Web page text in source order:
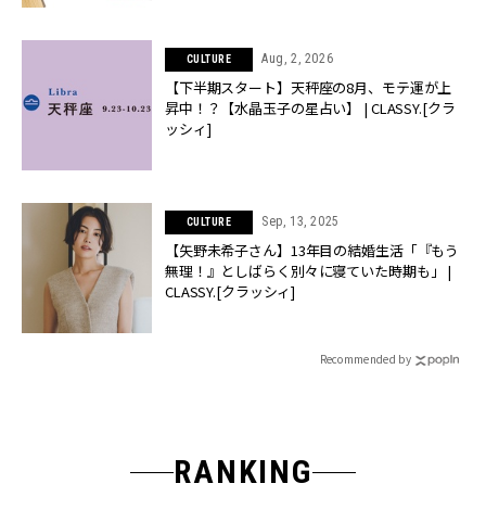
CULTURE Aug, 2, 2026
【下半期スタート】天秤座の8月、モテ運が上
昇中！？【水晶玉子の星占い】 | CLASSY.[クラ
ッシィ]
CULTURE Sep, 13, 2025
【矢野未希子さん】13年目の結婚生活「『もう
無理！』としばらく別々に寝ていた時期も」 |
CLASSY.[クラッシィ]
Recommended by
RANKING